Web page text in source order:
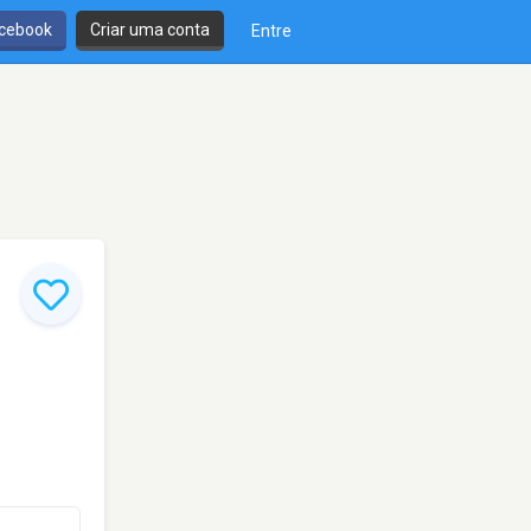
Criar uma conta Entre